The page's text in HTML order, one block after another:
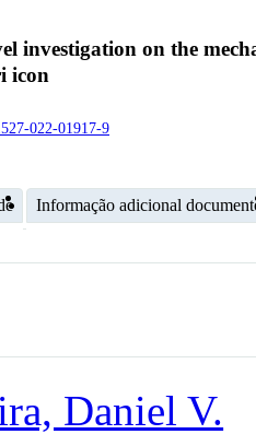
investigation on the
022-01917-9
Informação adicional
Daniel V.